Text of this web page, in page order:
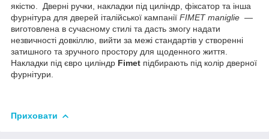
якістю. Дверні ручки, накладки під циліндр, фіксатор та інша
фурнітура для дверей італійської кампанії FIMET maniglie —
виготовлена в сучасному стилі та дасть змогу надати
незвичності довкіллю, вийти за межі стандартів у створенні
затишного та зручного простору для щоденного життя.
Накладки під євро циліндр Fimet підбирають під колір дверної
фурнітури.
Приховати